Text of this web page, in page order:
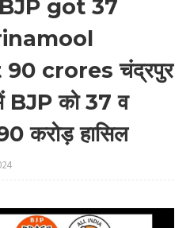
got 37
crores चंद्रपुर
BJP को 37 व
करोड़ हासिल